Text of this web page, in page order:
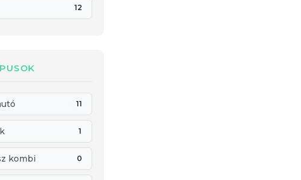
12
11
1
kombi 0